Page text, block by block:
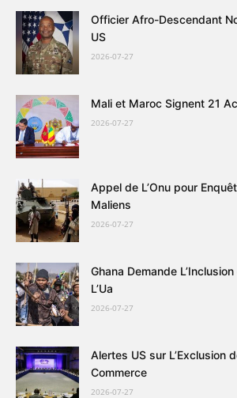
Officier Afro-Descendant
US
2026-07-27
Mali et Maroc Signent 21
2026-07-27
Appel de L’Onu pour
Maliens
2026-07-27
Ghana Demande
L’Ua
2026-07-27
Alertes US sur L’Exclusion
Commerce
2026-07-27